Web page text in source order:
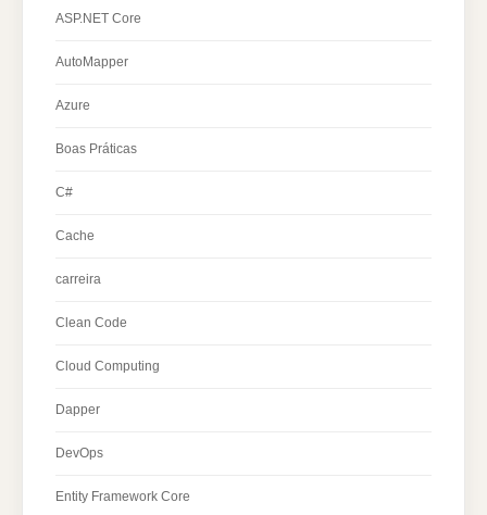
ASP.NET Core
AutoMapper
Azure
Boas Práticas
C#
Cache
carreira
Clean Code
Cloud Computing
Dapper
DevOps
Entity Framework Core